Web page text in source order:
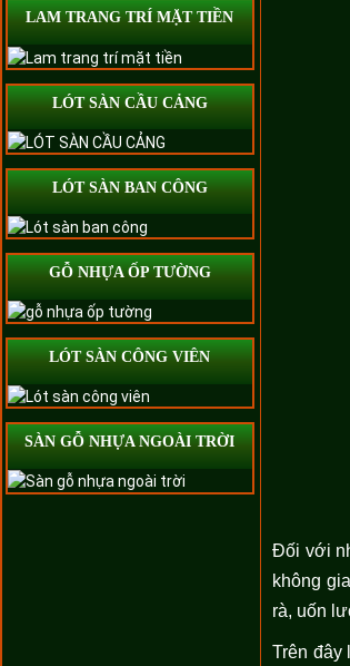
LAM TRANG TRÍ MẶT TIỀN
LÓT SÀN CẦU CẢNG
LÓT SÀN BAN CÔNG
GỖ NHỰA ỐP TƯỜNG
LÓT SÀN CÔNG VIÊN
SÀN GỖ NHỰA NGOÀI TRỜI
Đối với
không
rà, uốn
Trên đây